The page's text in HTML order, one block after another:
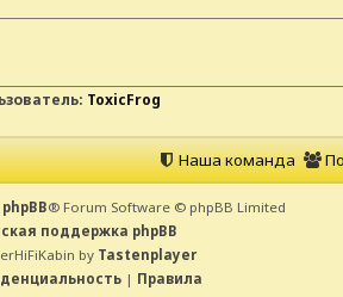
ToxicFrog
Наша команда
phpBB® Forum Software © phpBB Limited
поддержка phpBB
by Tastenplayer
| Правила